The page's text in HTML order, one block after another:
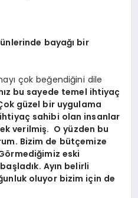
bayağı bir
çok beğendiğini dile
bu sayede temel ihtiyaç
güzel bir uygulama
sahibi olan insanlar
verilmiş. O yüzden bu
Bizim de bütçemize
eski
Ayın belirli
oluyor bizim için de